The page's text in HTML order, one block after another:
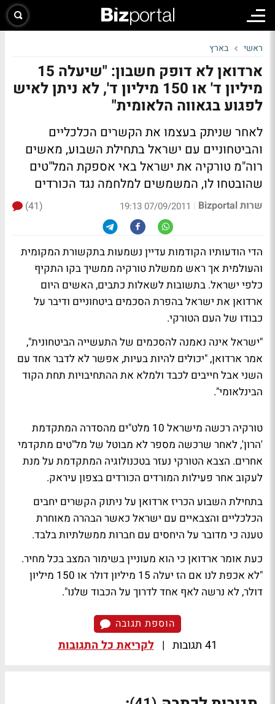
ראשי בארץ
ארדואן לא דופק חשבון: "שיעלה 15
מיליון ד' או 150 מיליון ד', לא ניתן לאיש
לפגוע בגאווה הלאומית"
לאחר שניתק בעצמו את הקשרים הכלכליים
והביטחוניים עם ישראל בתחילת השבוע, מאשים
רוה"מ טורקיה את ישראל באי אספקת המל"טים
שהובטחו לו, המשמשים למלחמה נגד הכורדים
שרות Bizportal |
07/09/2011 19:13
(41)
הדי הודעותיו הקודמות עדיין נשמעות בתקשורת המקומית
והעולמית אך ראש ממשלת טורקיה ממשיך בקו התקיף
כלפי ישראל. בתשובות לשאלות כתבים, האשים היום
ארדואן את ישראל בהפרת הסכמים ביטחוניים ודיבר על
כבודו של העם הטורקי.
"ישראל אינה נאמנה להסכמים של התעשייה הביטחונית",
אמר ארדואן, "יכולים להיות בעיות, אפשר לא לדבר אחד עם
השני אבל חייבים לכבד ולמלא את ההתחיבויות תחת הקוד
הבינלאומי".
טורקיה רכשה מישראל 10 מלט"ים מהסדרה המתקדמת
'הרון', לאחר שרכשה מספר לא מבוטל של מל"טים מתקדמי
אחרים. הצבא הטורקי נעזר בטכנולוגיה המתקדמת על מנת
לעקוב אחר פעילות המורדים הכורדים בצפון עיראק.
בתחילת השבוע הכריז ארדואן על ניתוק הקשרים יחבים
הכלכליים והצבאיים עם ישראל כאשר הבהרה מאוחרת
טענה כי מדובר על היחסים עם חברות ממשלתיות בלבד.
כעת אומר ארדואן כי הוא מעוניין בשימור המצב בכל מחיר.
"לא אכפת לנו אם הז יעלה 15 מיליון דולר או 150 מיליון
דולר, לא נרשה לאף אחד לדרוך על הכבוד שלנו".
הוספת תגובה
41 תגובות | לקריאת כל התגובות